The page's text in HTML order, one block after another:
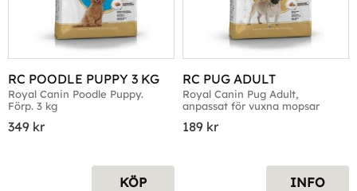
RC POODLE PUPPY 3 KG
Royal Canin Poodle Puppy.
Förp. 3 kg
349 kr
KÖP
RC PUG ADULT
Royal Canin Pug Adult,
anpassat för vuxna mopsar
189 kr
INFO